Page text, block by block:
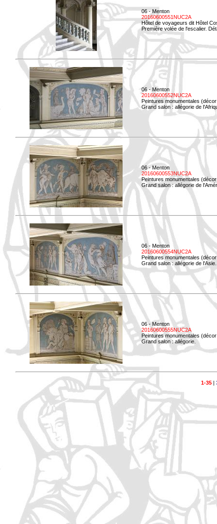
06 - Menton
20160600551NUC2A
Hôtel de voyageurs dit Hôtel
Première volée de l'escalier.
06 - Menton
20160600552NUC2A
Peintures monumentales
Grand salon : allégorie de
06 - Menton
20160600553NUC2A
Peintures monumentales
Grand salon : allégorie de
06 - Menton
20160600554NUC2A
Peintures monumentales
Grand salon : allégorie de l'Asie.
06 - Menton
20160600555NUC2A
Peintures monumentales
Grand salon : allégorie.
1-35|